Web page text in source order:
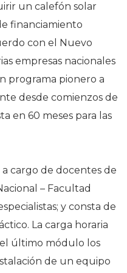
un calefón solar
financiamiento
con el Nuevo
empresas nacionales
programa pionero a
desde comienzos de
en 60 meses para las
cargo de docentes de
– Facultad
y consta de
La carga horaria
el último módulo los
de un equipo